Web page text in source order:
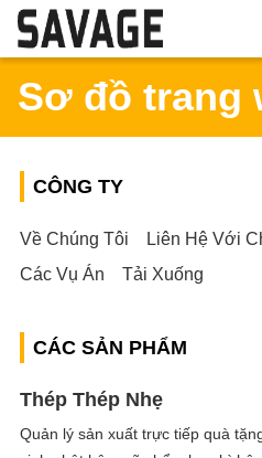
Sơ đồ trang
CÔNG TY
Về Chúng Tôi Liên Hệ Với
Các Vụ Án
Tải Xuống
CÁC SẢN PHẨM
Thép Thép Nhẹ
Quản lý sản xuất trực tiếp quà